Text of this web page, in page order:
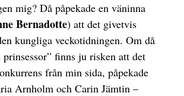
mig? Då påpekade en väninna
Bernadotte) att det givetvis
kungliga veckotidningen. Om då
finns ju risken att det
från min sida, påpekade
Arnholm och Carin Jämtin –